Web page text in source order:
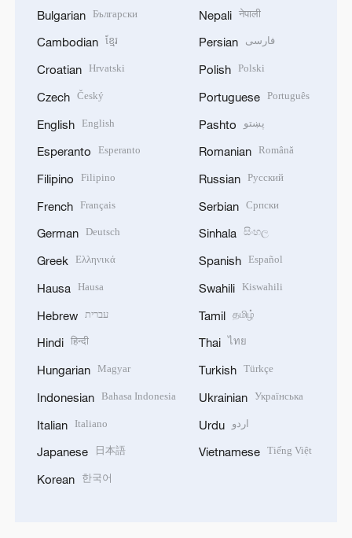
Bulgarian Български
Cambodian ខ្មែរ
Croatian Hrvatski
Czech Český
English English
Esperanto Esperanto
Filipino Filipino
French Français
German Deutsch
Greek Ελληνικά
Hausa Hausa
Hebrew עברית
Hindi हिन्दी
Hungarian Magyar
Indonesian Bahasa Indonesia
Italian Italiano
Japanese 日本語
Korean 한국어
Nepali नेपाली
Persian فارسی
Polish Polski
Portuguese Português
Pashto پښتو
Romanian Română
Russian Русский
Serbian Српски
Sinhala සිංහල
Spanish Español
Swahili Kiswahili
Tamil தமிழ்
Thai ไทย
Turkish Türkçe
Ukrainian Українська
Urdu اردو
Vietnamese Tiếng Việt